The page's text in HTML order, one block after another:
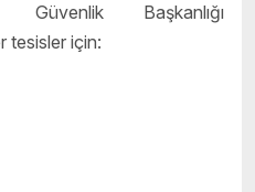
Başkanlığı
tesisler için: